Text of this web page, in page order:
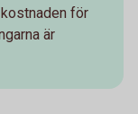
för
är